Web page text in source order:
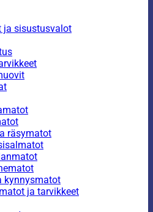
ja sisustusvalot
räsymatot
kynnysmatot
ja tarvikkeet